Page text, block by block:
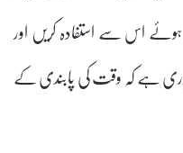
اس سے استفادہ کریں اور
ہے کہ وقت کی پابندی کے